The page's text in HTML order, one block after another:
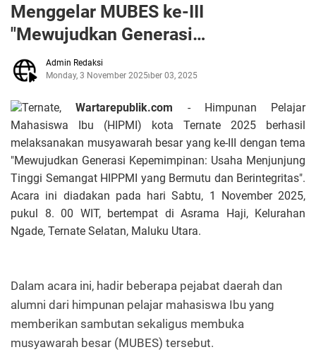
Menggelar MUBES ke-III
"Mewujudkan Generasi
Kepemimpinan: Usaha Menjunjung
Tinggi Semangat HIPPMI yang
Bermutu dan Berintegritas
Admin Redaksi
Monday, 3 November 2025November 03, 2025
Ternate,Wartarepublik.com - Himpunan Pelajar
Mahasiswa Ibu (HIPMI) kota Ternate 2025 berhasil
melaksanakan musyawarah besar yang ke-III dengan tema
"Mewujudkan Generasi Kepemimpinan: Usaha Menjunjung
Tinggi Semangat HIPPMI yang Bermutu dan Berintegritas".
Acara ini diadakan pada hari Sabtu, 1 November 2025,
pukul 8. 00 WIT, bertempat di Asrama Haji, Kelurahan
Ngade, Ternate Selatan, Maluku Utara.
Dalam acara ini, hadir beberapa pejabat daerah dan
alumni dari himpunan pelajar mahasiswa Ibu yang
memberikan sambutan sekaligus membuka
musyawarah besar (MUBES) tersebut.